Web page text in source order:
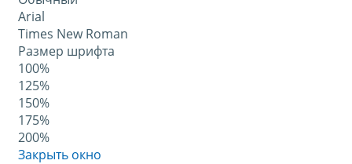
Arial
Times New Roman
Размер шрифта
100%
125%
150%
175%
200%
Закрыть окно